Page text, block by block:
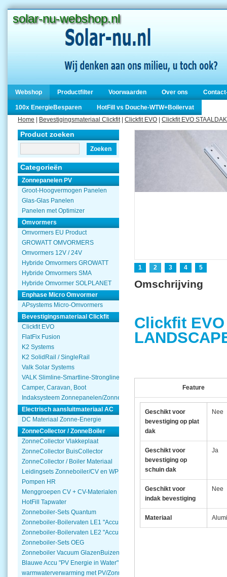
solar-nu-webshop.nl
Webshop Productfilter Voorwaarden Over ons
100x EnergieBesparen
HotFill vs Douche-WTW+Boilervat
Home
Bevestigingsmateriaal Clickfit| Clickfit EVO Clickfit EVO
Product zoeken
Zoeken
Categorieën
Zonnepanelen PV
Groot-Hoogvermogen Panelen
Glas-Glas Panelen
Panelen met Optimizer
Omvormers
Omvormers EU Product
GROWATT OMVORMERS
Omvormers 12V / 24V
Hybride Omvormers GROWATT
Hybride Omvormers SMA
Hybride Omvormer SOLPLANET
Enphase Micro Omvormer
APsystems Micro-Omvormers
Bevestigingsmateriaal Clickfit
Clickfit EVO
FlatFix Fusion
K2 Systems
K2 SolidRail / SingleRail
Valk Solar Systems
VALK Slimline-Smartline-Strongline
Camper, Caravan, Boot
Indaksysteem Zonnepanelen/Zonnecollector
Electrisch aansluitmateriaal AC
DC Materiaal Zonne-Energie
ZonneCollector / ZonneBoiler
ZonneCollector Vlakkeplaat
ZonneCollector BuisCollector
ZonneCollector / Boiler Materiaal
Leidingsets Zonneboiler/CV en WP
Pompen HR
Menggroepen CV + CV-Materialen
HotFill Tapwater
Zonneboiler-Sets Quantum
Zonneboiler-Boilervaten LE1 "Accu Woning Watmte"
Zonneboiler-Boilervaten LE2 "Accu Woning Watmte"
Zonneboiler-Sets OEG
Zonneboiler Vacuum GlazenBuizen
Blauwe Accu "PV Energie in Water"
warmwaterverwarming met PV/Zonnepanelen
1 2 3 4 5
Omschrijving
Clickfit EVO
Feature
Geschikt voor
bevestiging op plat
dak
Nee
Geschikt voor
bevestiging op
schuin dak
Ja
Geschikt voor
indak bevestiging
Nee
Materiaal